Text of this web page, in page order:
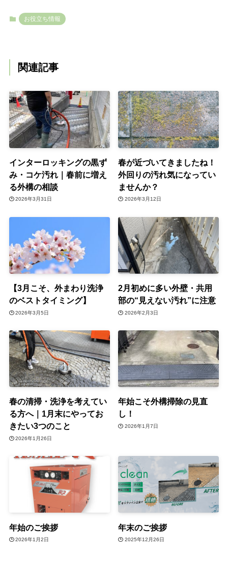
お役立ち情報
関連記事
インターロッキングの黒ず
み・コケ汚れ｜春前に増え
る外構の相談
2026年3月31日
春が近づいてきましたね！
外回りの汚れ気になってい
ませんか？
2026年3月12日
【3月こそ、外まわり洗浄
のベストタイミング】
2026年3月5日
2月初めに多い外壁・共用
部の“見えない汚れ”に注意
2026年2月3日
春の清掃・洗浄を考えてい
る方へ｜1月末にやってお
きたい3つのこと
2026年1月26日
年始こそ外構掃除の見直
し！
2026年1月7日
年始のご挨拶
2026年1月2日
年末のご挨拶
2025年12月26日